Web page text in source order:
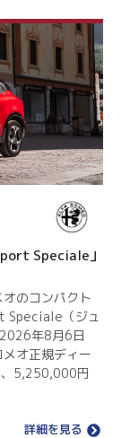
Speciale」
のコンパクト
Speciale（ジュ
年8月6日
オ正規ディー
、5,250,000円
詳細を見る